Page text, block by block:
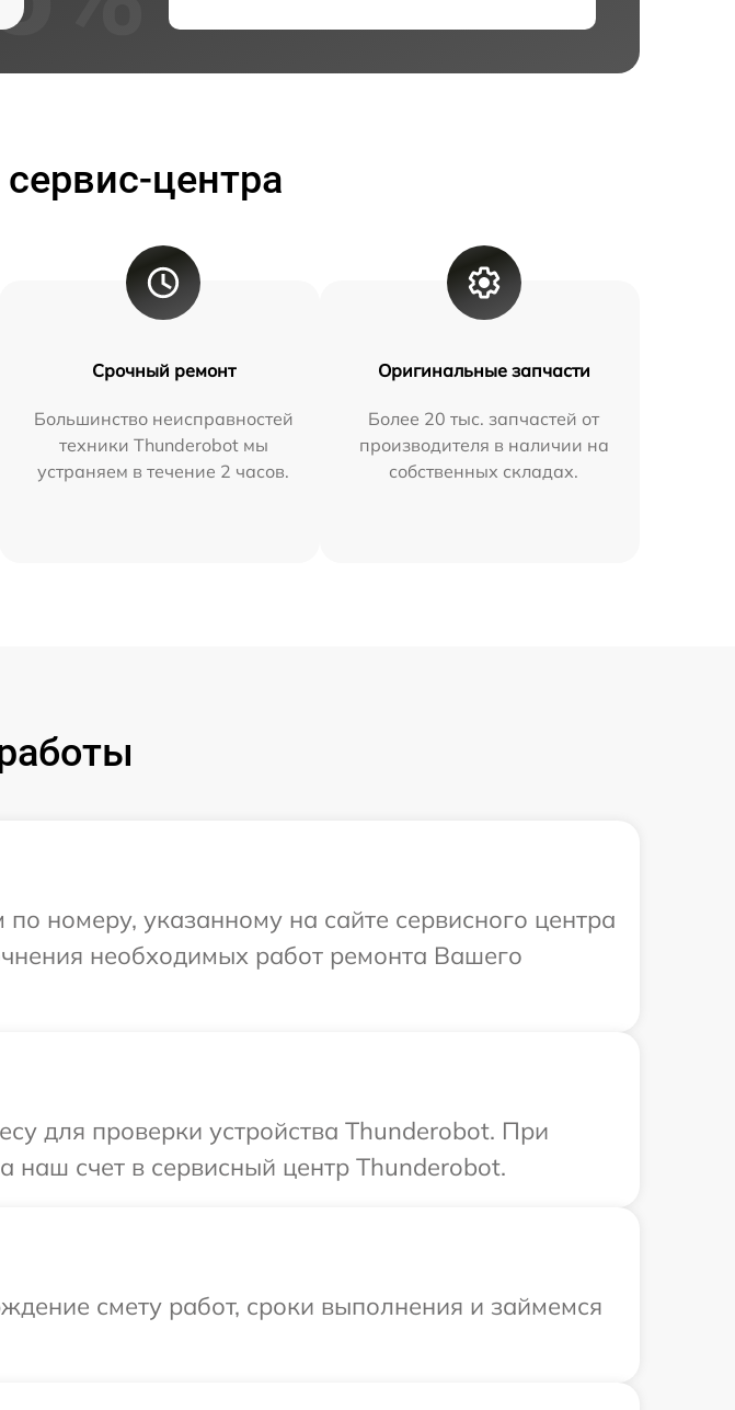
центра
Срочный ремонт
Большинство неисправностей
техники Thunderobot мы
устраняем в течение 2 часов.
Оригинальные запчасти
Более 20 тыс. запчастей от
производителя в наличии на
собственных складах.
номеру, указанному на сайте сервисного центра
необходимых работ ремонта Вашего
для проверки устройства Thunderobot. При
наш счет в сервисный центр Thunderobot.
смету работ, сроки выполнения и займемся